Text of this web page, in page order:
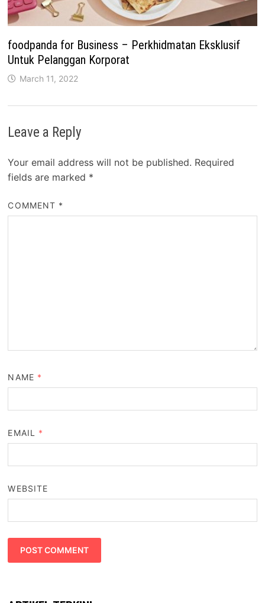
foodpanda for Business – Perkhidmatan Eksklusif
Untuk Pelanggan Korporat
March 11, 2022
Leave a Reply
Your email address will not be published. Required
fields are marked *
COMMENT *
NAME *
EMAIL *
WEBSITE